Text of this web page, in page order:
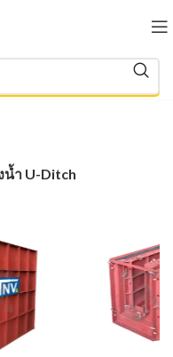
ำ U-Ditch